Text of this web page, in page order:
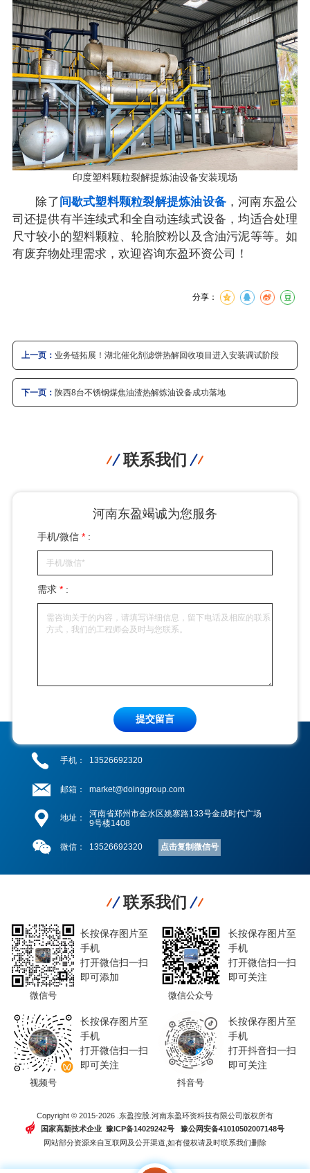
印度塑料颗粒裂解提炼油设备安装现场
除了 间歇式塑料颗粒裂解提炼油设备，河南东盈公
司还提供有半连续式和全自动连续式设备，均适合处理
尺寸较小的塑料颗粒、轮胎胶粉以及含油污泥等等。如
有废弃物处理需求，欢迎咨询东盈环资公司！
分享：
上一页： 业务链拓展！湖北催化剂滤饼热解回收项目进入安装调试阶段
下一页： 陕西8台不锈钢煤焦油渣热解炼油设备成功落地
联系我们
河南东盈竭诚为您服务
手机/微信* :
需求* :
提交留言
手机： 13526692320
邮箱： market@doinggroup.com
地址：
河南省郑州市金水区姚寨路133号金成时代广场
9号楼1408
微信： 13526692320 点击复制微信号
联系我们
微信号
长按保存图片至
手机
打开微信扫一扫
即可添加
微信公众号
长按保存图片至
手机
打开微信扫一扫
即可关注
视频号
长按保存图片至
手机
打开微信扫一扫
即可关注
抖音号
长按保存图片至
手机
打开抖音扫一扫
即可关注
Copyright © 2015-2026 .东盈控股.河南东盈环资科技有限公司版权所有
国家高新技术企业 豫ICP备14029242号豫公网安备41010502007148号
网站部分资源来自互联网及公开渠道,如有侵权请及时联系我们删除